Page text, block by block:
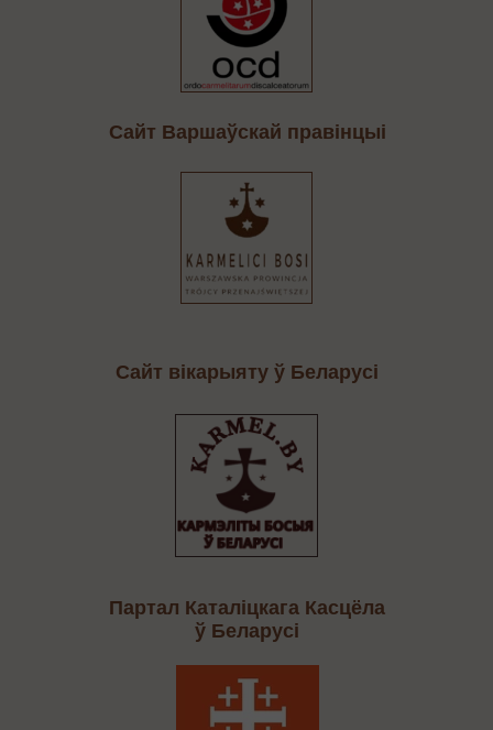
Сайт вікарыяту ў Беларусі
Партал Каталіцкага Касцёла
ў Беларусі
Cайт Варшаўскай правінцыі